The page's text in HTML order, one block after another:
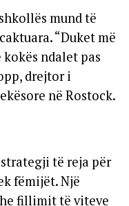
mund të
“Duket më
kokës ndalet pas
drejtor i
në Rostock.
të reja për
fëmijët. Një
fillimit të viteve